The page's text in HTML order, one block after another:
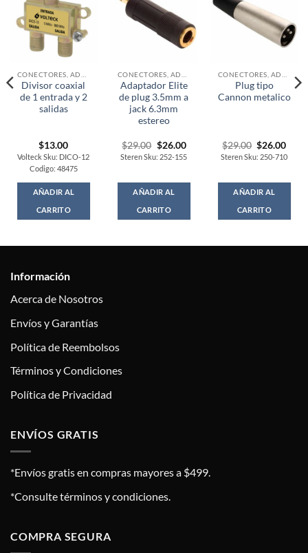
Divisor coaxial
de 1 entrada y 2
salidas
$13.00
Volteck Sku: DICO-12
Codigo: 48475
AÑADIR AL
CARRITO
Adaptador Elite
de plug 3.5mm a
jack 6.3mm
estereo
$29.00 Original
price
was:
$26.00Current
price
is:
Steren Sku: 252-155
AÑADIR AL
CARRITO
Plug tipo
Cannon metalico
$29.00 Original
price
was:
$26.00
price
is:
Steren Sku: 250-710
AÑADIR AL
CARRITO
Información
Acerca de Nosotros
Envíos y Garantías
Política de Reembolsos
Términos y Condiciones
Política de Privacidad
ENVÍOS GRATIS
*Envíos gratis en compras mayores a $499.
*Consulte términos y condiciones.
COMPRA SEGURA